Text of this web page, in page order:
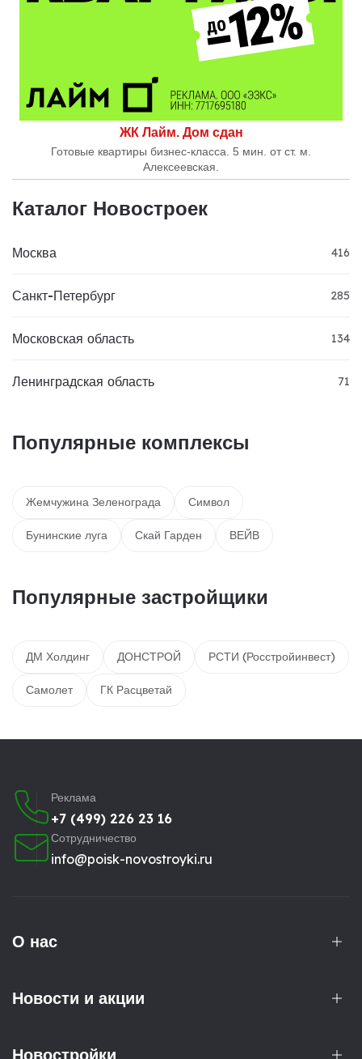
ЖК Лайм. Дом сдан
Готовые квартиры бизнес-класса. 5 мин. от ст. м.
Алексеевская.
Каталог Новостроек
Москва 416
Санкт-Петербург 285
Московская область 134
Ленинградская область 71
Популярные комплексы
Жемчужина Зеленограда Символ
Бунинские луга Скай Гарден ВЕЙВ
Популярные застройщики
ДМ Холдинг ДОНСТРОЙ РСТИ (Росстройинвест)
Самолет ГК Расцветай
Реклама
+7 (499) 226 23 16
Сотрудничество
info@poisk-novostroyki.ru
О нас
Новости и акции
Новостройки